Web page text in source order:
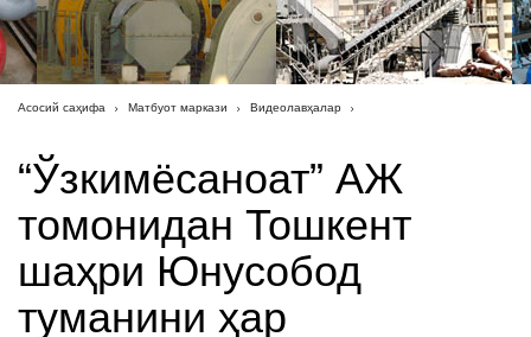
Асосий саҳифа Матбуот маркази Видеолавҳалар
“Ўзкимёсаноат” АЖ
томонидан Тошкент
шаҳри Юнусобод
туманини ҳар